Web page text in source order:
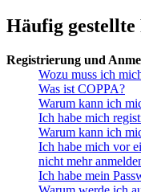
Häufig gestellte
Registrierung und
Wozu muss ich
Was ist COPPA?
Warum kann ich
Ich habe mich
Warum kann ich
Ich habe mich vor
nicht mehr
Ich habe mein